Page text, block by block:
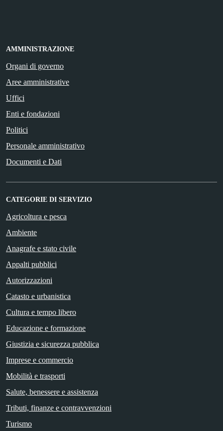
AMMINISTRAZIONE
Organi di governo
Aree amministrative
Uffici
Enti e fondazioni
Politici
Personale amministrativo
Documenti e Dati
CATEGORIE DI SERVIZIO
Agricoltura e pesca
Ambiente
Anagrafe e stato civile
Appalti pubblici
Autorizzazioni
Catasto e urbanistica
Cultura e tempo libero
Educazione e formazione
Giustizia e sicurezza pubblica
Imprese e commercio
Mobilità e trasporti
Salute, benessere e assistenza
Tributi, finanze e contravvenzioni
Turismo